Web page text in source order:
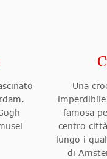
Una
famosa
centro
lungo i
di